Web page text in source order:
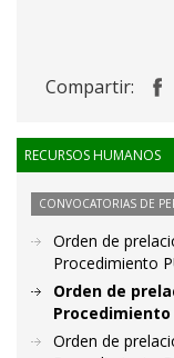
Compartir:
RECURSOS HUMANOS
CONVOCATORIAS DE
Orden de
Procedimiento
Orden de
Procedimiento
Orden de